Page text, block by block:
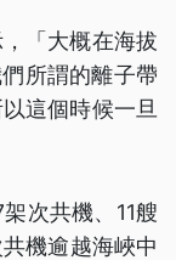
「大概在海拔
所謂的離子帶
這個時候一旦
次共機、11艘
機逾越海峽中